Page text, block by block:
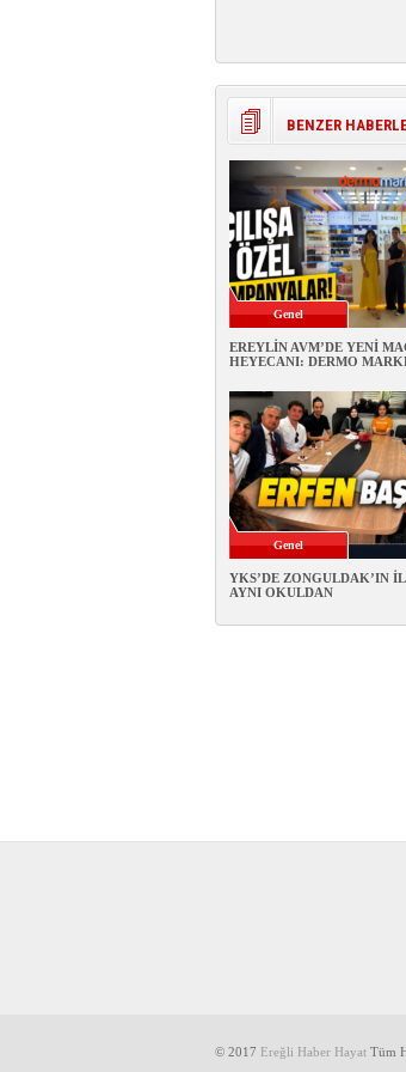
BENZER
Genel
EREYLİN AVM’DE YENİ
HEYECANI: DERMO
Genel
YKS’DE ZONGULDAK’IN
AYNI OKULDAN
© 2017 Ereğli Haber HayatTüm